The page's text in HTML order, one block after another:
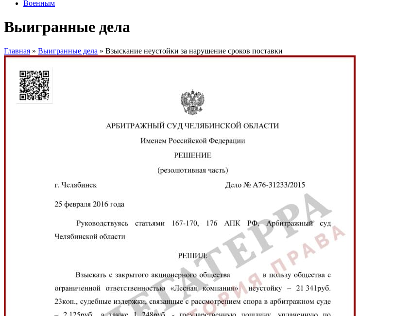
Военным
Выигранные дела
Главная » Выигранные дела » Взыскание неустойки за нарушение сроков поставки